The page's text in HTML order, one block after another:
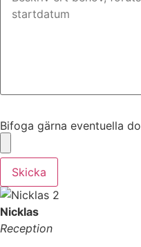
Bifoga gärna eventuella
Skicka
Nicklas
Reception